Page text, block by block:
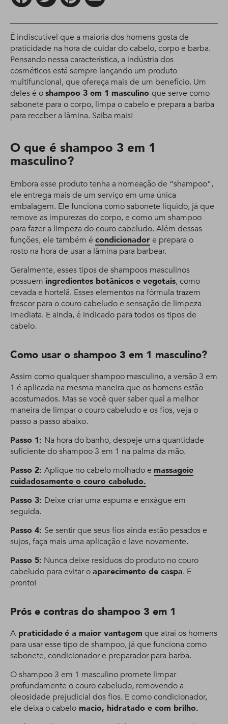
É indiscutível que a maioria dos homens gosta de
praticidade na hora de cuidar do cabelo, corpo e barba.
Pensando nessa característica, a indústria dos
cosméticos está sempre lançando um produto
multifuncional, que ofereça mais de um benefício. Um
deles é oshampoo 3 em 1 masculino que serve como
sabonete para o corpo, limpa o cabelo e prepara a barba
para receber a lâmina. Saiba mais!
O que é shampoo 3 em 1
masculino?
Embora esse produto tenha a nomeação de “shampoo”,
ele entrega mais de um serviço em uma única
embalagem. Ele funciona como sabonete líquido, já que
remove as impurezas do corpo, e como um shampoo
para fazer a limpeza do couro cabeludo. Além dessas
funções, ele também é condicionadore prepara o
rosto na hora de usar a lâmina para barbear.
Geralmente, esses tipos de shampoos masculinos
possuem ingredientes botânicos e vegetais, como
cevada e hortelã. Esses elementos na fórmula trazem
frescor para o couro cabeludo e sensação de limpeza
imediata. E ainda, é indicado para todos os tipos de
cabelo.
Como usar o shampoo 3 em 1 masculino?
Assim como qualquer shampoo masculino, a versão 3 em
1 é aplicada na mesma maneira que os homens estão
acostumados. Mas se você quer saber qual a melhor
maneira de limpar o couro cabeludo e os fios, veja o
passo a passo abaixo.
Passo 1: Na hora do banho, despeje uma quantidade
suficiente do shampoo 3 em 1 na palma da mão.
Passo 2: Aplique no cabelo molhado e massageie
cuidadosamente o couro cabeludo.
Passo 3: Deixe criar uma espuma e enxágue em
seguida.
Passo 4: Se sentir que seus fios ainda estão pesados e
sujos, faça mais uma aplicação e lave novamente.
Passo 5: Nunca deixe resíduos do produto no couro
cabeludo para evitar oaparecimento de caspa. E
pronto!
Prós e contras do shampoo 3 em 1
A praticidadeé a maior vantagem que atrai os homens
para usar esse tipo de shampoo, já que funciona como
sabonete, condicionador e preparador para barba.
O shampoo 3 em 1 masculino promete limpar
profundamente o couro cabeludo, removendo a
oleosidade prejudicial dos fios. E como condicionador,
ele deixa o cabelo macio, hidratado e com brilho.